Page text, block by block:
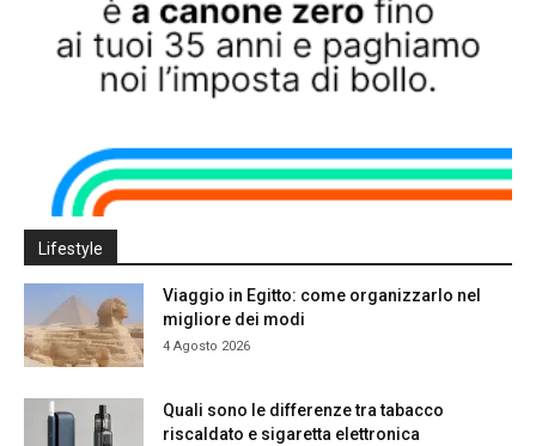
Lifestyle
Viaggio in Egitto: come organizzarlo nel
migliore dei modi
4 Agosto 2026
Quali sono le differenze tra tabacco
riscaldato e sigaretta elettronica